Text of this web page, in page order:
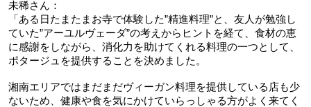
未稀さん：
「ある日たまたまお寺で体験した”精進料理”と、友人が勉強し
ていた”アーユルヴェーダ”の考えからヒントを経て、食材の恵
に感謝をしながら、消化力を助けてくれる料理の一つとして、
ポタージュを提供することを決めました。
湘南エリアではまだまだヴィーガン料理を提供している店も少
ないため、健康や食を気にかけていらっしゃる方がよく来てく